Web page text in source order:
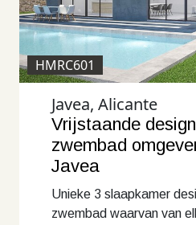
HMRC601
Javea, Alicante
Vrijstaande
zwembad
Javea
Unieke 3 slaapkamer
zwembad waarvan van